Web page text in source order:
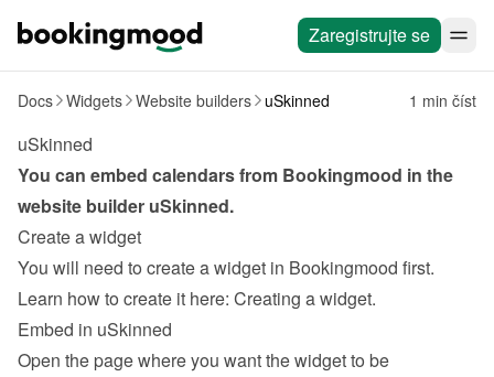
Zaregistrujte se
Docs Widgets Website builders uSkinned 1 min číst
uSkinned
You can embed calendars from Bookingmood in the
website builder uSkinned.
Create a widget
You will need to create a widget in Bookingmood first.
Learn how to create it here: Creating a widget.
Embed in uSkinned
Open the page where you want the widget to be